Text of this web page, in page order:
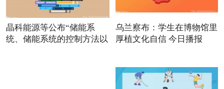
晶科能源等公布“储能系
统、储能系统的控制方法以
乌兰察布：学生在博物馆里
厚植文化自信 今日播报